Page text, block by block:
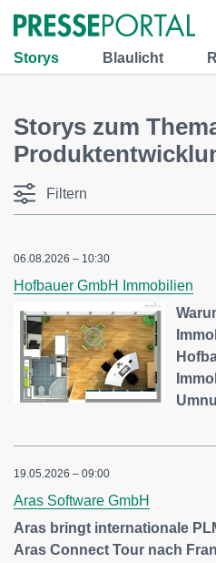
Storys Blaulicht
Storys zum
Filtern
06.08.2026 – 10:30
Hofbauer GmbH Immobilien
19.05.2026 – 09:00
Aras Software GmbH
Aras bringt internationale
Aras Connect Tour nach